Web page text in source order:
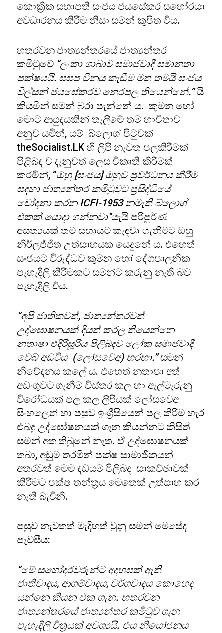
කොක්‍රික සභාපති සංජය ජයසේකර සහෝරයා
අවධාරනය කිරීම නිසා සමන් කුපිත විය.
හතරවන ජාත්‍යන්තරයේ ජාත්‍යන්තර
කමිටුවේ “ලංකා ශාඛාව සමාජවාදී සමානතා
පක්ෂයයි. සසප විනය කැඩීම මත තමයි සංජය
විල්සන් ජයසේකරව නෙරපල තියෙන්නේ.”යි
කියමින් සමන් බුරා පැන්නේ ය. කුමන හෝ
මොට ආයුදයකින් තැලීමේ තම භාවිතාව
අනුව යමින්, යම් බ්ලොග් පිටුවක්
theSocialist.LK හි ලිපි නැවත පලකිරීමක්
පිළිබඳ ව දැනුවත් ලෙස විකෘති කිරීමක්
කරමින්, “ඔහු [සංජය] ඔහුව ප්‍රවර්ධනය කිරීම
සදහා ජාත්‍යන්තර කමිටුවට ප්‍රසිද්ධියේ
චෝදනා කරන ICFI-1953 නමැති බ්ලොග්
එකක් යොදා ගන්නවා”යැයි පරිපූර්ණ
අසත්‍යයක් තම සහායට කැඳවා ගැනීමට ඔහු
නිර්ලජ්ජිත උත්සාහයක යෙදුනේ ය. එහෙත්
සංජයට විරුද්ධව කුමන හෝ දේශපාලනික
පැහැදිලි කිරීමකට සමන්ට කරුනු නැති බව
පැහැදිලි විය.
“අපි ජාතිකවත්, ජාත්‍යන්තරවත්
උද්ඝොෂනයක් දියත් කරල තියෙන්නෙ
නතාෂා එදිරිසූරිය පිලිබදව ලෝක සමාජවාදී
වෙබ් අඩවිය (ලෝසවෙඅ) හරහා.”සමන්
නිවේදනය කලේ ය. එහෙත් නතාෂා අත්
අඩංගුවට ගැනීම විස්තර කල හා ඇල්මැරුනු
විරෝධයක් පල කල ලිපියක් ලෝසවෙඅ
සිංහලෙන් හා පසුව ඉංග්‍රීසියෙන් පල කිරිම හැර
එබදු උද්ඝෝෂනයක් ගැන කියන්නට කිසිත්
සමන් අත තිබුනේ නැත. ඒ උද්ඝොෂනයක්
තබා, අඩුම තරමින් පක්ෂ සාමාජිකයන්
අතරවත් මෙම දඩයම පිලිබද සාකච්ඡාවක්
කිරීමට පක්ෂ තන්ත්‍රය මෙතෙක් උත්සාහ කර
නැති බැවිනි.
පසුව නැවතත් මැදිහත් වුනු සමන් මෙසේද
පැවසීය:
“මේ සහෝදරවරුන්ට අදහසක් ඇති
ජාතිවාදය, ආගම්වාදය, වර්ගවාදය කොහෙද
යන්නෙ කියන එක ගැන. හතරවන
ජාත්‍යන්තරයේ ජාත්‍යන්තර කමිටුව ගැන
පැහැදිලි චිත්‍රයක් අවශ්‍යයි. එය නියෝජනය